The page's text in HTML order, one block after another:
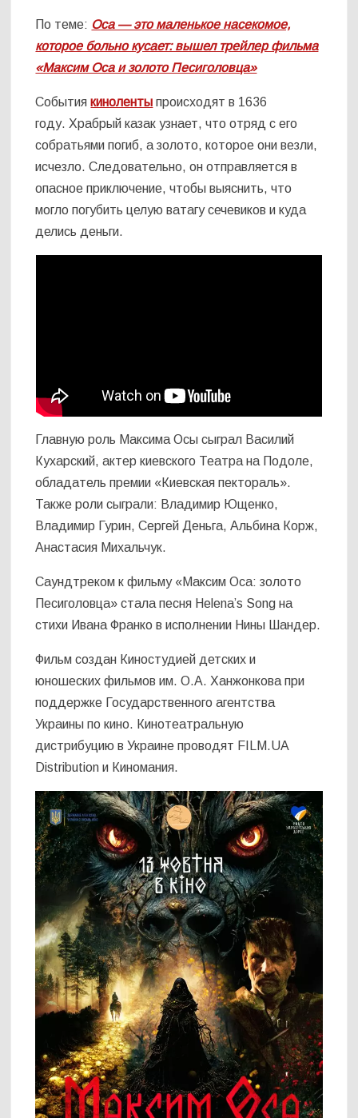
По теме: Оса — это маленькое насекомое,
которое больно кусает: вышел трейлер фильма
«Максим Оса и золото Песиголовца»
Событиякиноленты происходят в 1636
году. Храбрый казак узнает, что отряд с его
собратьями погиб, а золото, которое они везли,
исчезло. Следовательно, он отправляется в
опасное приключение, чтобы выяснить, что
могло погубить целую ватагу сечевиков и куда
делись деньги.
Главную роль Максима Осы сыграл Василий
Кухарский, актер киевского Театра на Подоле,
обладатель премии «Киевская пектораль».
Также роли сыграли: Владимир Ющенко,
Владимир Гурин, Сергей Деньга, Альбина Корж,
Анастасия Михальчук.
Саундтреком к фильму «Максим Оса: золото
Песиголовца» стала песня Helena’s Song на
стихи Ивана Франко в исполнении Нины Шандер.
Фильм создан Киностудией детских и
юношеских фильмов им. О.А. Ханжонкова при
поддержке Государственного агентства
Украины по кино. Кинотеатральную
дистрибуцию в Украине проводят FILM.UA
Distribution и Киномания.